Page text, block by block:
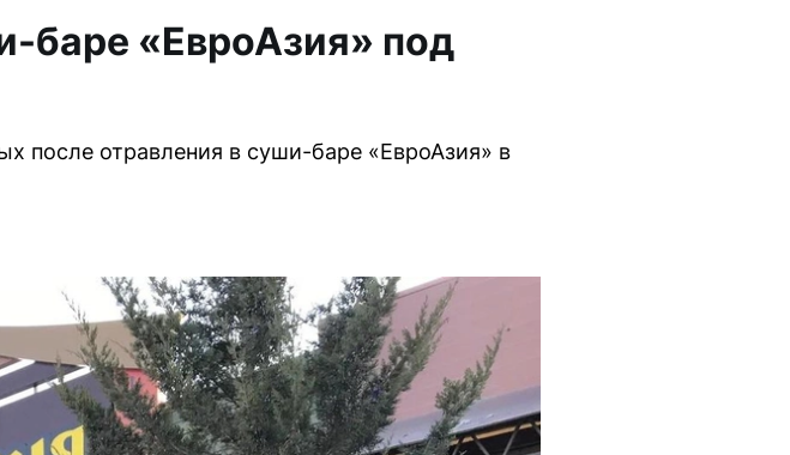
баре «ЕвроАзия» под
после отравления в суши-баре «ЕвроАзия» в